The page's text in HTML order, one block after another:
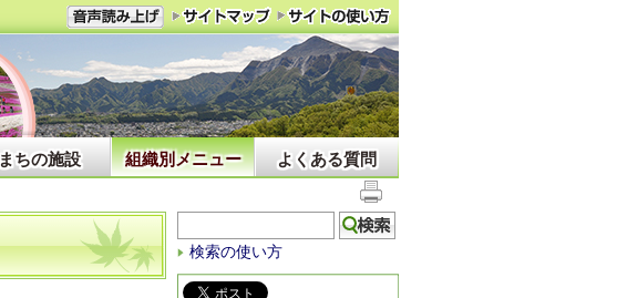
まちの施設 組織別メニュー よくある質問
検索の使い方